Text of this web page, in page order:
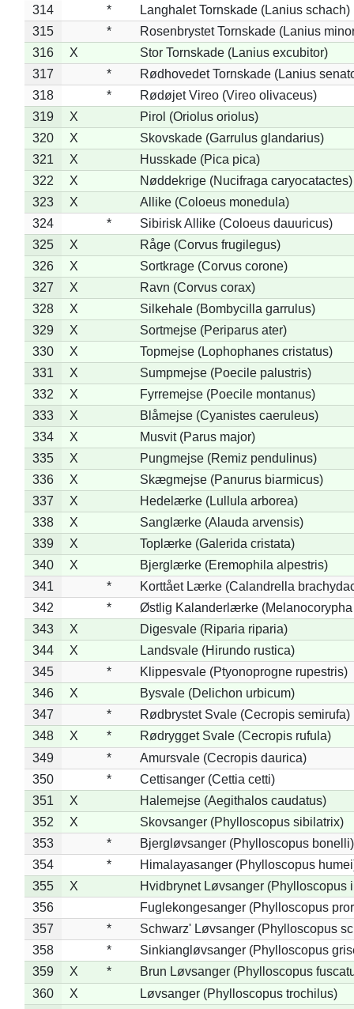
314
*
Langhalet Tornskade (Lanius schach)
315
*
Rosenbrystet Tornskade (Lanius
316
X
Stor Tornskade (Lanius excubitor)
317
*
Rødhovedet Tornskade (Lanius
318
*
Rødøjet Vireo (Vireo olivaceus)
319
X
Pirol (Oriolus oriolus)
320
X
Skovskade (Garrulus glandarius)
321
X
Husskade (Pica pica)
322
X
Nøddekrige (Nucifraga caryocatactes)
323
X
Allike (Coloeus monedula)
324
*
Sibirisk Allike (Coloeus dauuricus)
325
X
Råge (Corvus frugilegus)
326
X
Sortkrage (Corvus corone)
327
X
Ravn (Corvus corax)
328
X
Silkehale (Bombycilla garrulus)
329
X
Sortmejse (Periparus ater)
330
X
Topmejse (Lophophanes cristatus)
331
X
Sumpmejse (Poecile palustris)
332
X
Fyrremejse (Poecile montanus)
333
X
Blåmejse (Cyanistes caeruleus)
334
X
Musvit (Parus major)
335
X
Pungmejse (Remiz pendulinus)
336
X
Skægmejse (Panurus biarmicus)
337
X
Hedelærke (Lullula arborea)
338
X
Sanglærke (Alauda arvensis)
339
X
Toplærke (Galerida cristata)
340
X
Bjerglærke (Eremophila alpestris)
341
*
Korttået Lærke (Calandrella
342
*
Østlig Kalanderlærke (Melanocorypha
343
X
Digesvale (Riparia riparia)
344
X
Landsvale (Hirundo rustica)
345
*
Klippesvale (Ptyonoprogne rupestris)
346
X
Bysvale (Delichon urbicum)
347
*
Rødbrystet Svale (Cecropis semirufa)
348
X *
Rødrygget Svale (Cecropis rufula)
349
*
Amursvale (Cecropis daurica)
350
*
Cettisanger (Cettia cetti)
351
X
Halemejse (Aegithalos caudatus)
352
X
Skovsanger (Phylloscopus sibilatrix)
353
*
Bjergløvsanger (Phylloscopus bonelli)
354
*
Himalayasanger (Phylloscopus
355
X
Hvidbrynet Løvsanger (Phylloscopus
356
Fuglekongesanger (Phylloscopus
357
*
Schwarz' Løvsanger (Phylloscopus
358
*
Sinkiangløvsanger (Phylloscopus
359
X *
Brun Løvsanger (Phylloscopus
360
X
Løvsanger (Phylloscopus trochilus)